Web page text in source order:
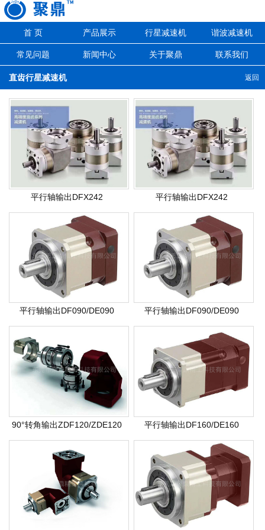
首 页 产品展示 行星减速机 谐波减速机
常见问题 新闻中心 关于聚鼎 联系我们
返回
直齿行星减速机
平行轴输出DFX242 平行轴输出DFX242
平行轴输出DF090/DE090 平行轴输出DF090/DE090
90°转角输出ZDF120/ZDE120 平行轴输出DF160/DE160